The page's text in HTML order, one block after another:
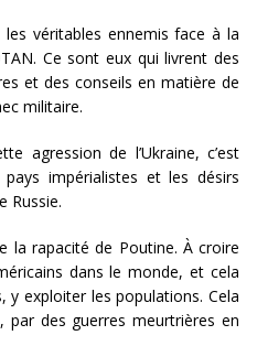
véritables ennemis face à la
Ce sont eux qui livrent des
et des conseils en matière de
militaire.
agression de l’Ukraine, c’est
impérialistes et les désirs
Russie.
la rapacité de Poutine. À croire
dans le monde, et cela
y exploiter les populations. Cela
par des guerres meurtrières en